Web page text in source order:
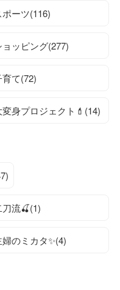
ポーツ(116)
ョッピング(277)
育て(72)
変身プロジェクト💄(14)
刀流🍒(1)
婦のミカタ✨(4)